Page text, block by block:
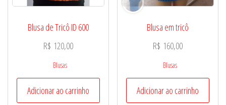
Blusa de Tricô ID 600
R$ 120,00
Blusas
Adicionar ao carrinho
Blusa em tricô
R$ 160,00
Blusas
Adicionar ao carrinho